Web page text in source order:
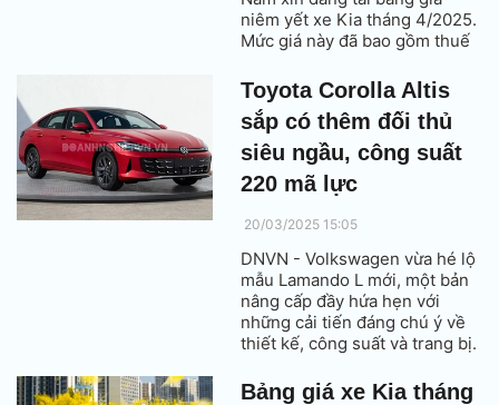
niêm yết xe Kia tháng 4/2025.
Mức giá này đã bao gồm thuế
Toyota Corolla Altis
sắp có thêm đối thủ
siêu ngầu, công suất
220 mã lực
20/03/2025 15:05
DNVN - Volkswagen vừa hé lộ
mẫu Lamando L mới, một bản
nâng cấp đầy hứa hẹn với
những cải tiến đáng chú ý về
thiết kế, công suất và trang bị.
Bảng giá xe Kia tháng